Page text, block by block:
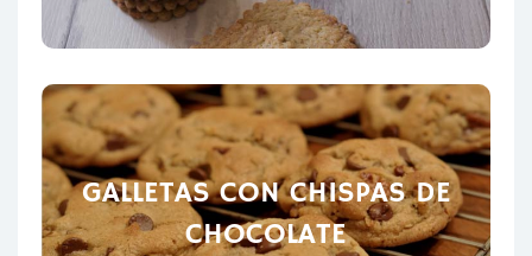
GALLETAS CON CHISPAS DE
CHOCOLATE